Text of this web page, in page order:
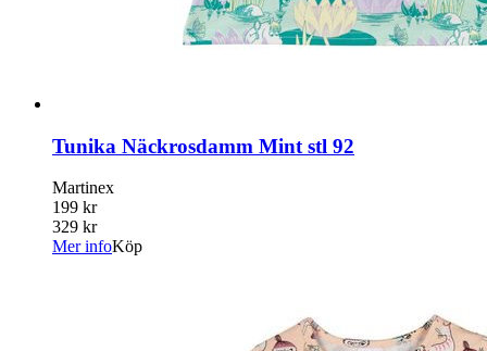
Tunika Näckrosdamm Mint stl 92
Martinex
199 kr
329 kr
Mer infoKöp